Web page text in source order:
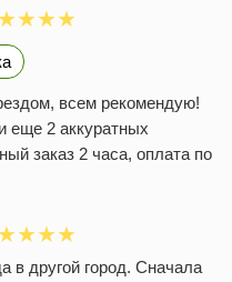
всем рекомендую!
2 аккуратных
заказ 2 часа, оплата по
в другой город. Сначала